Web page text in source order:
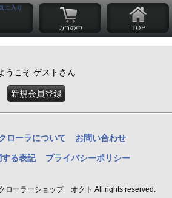
うこそ ゲストさん
新規会員登録
ローラについて お問い合わせ
る表記 プライバシーポリシー
ローラーショップ オクト All rights reserved.